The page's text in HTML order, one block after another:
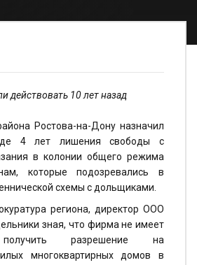
действовать 10 лет назад
Ростова-на-Дону назначил
4 лет лишения свободы с
в колонии общего режима
которые подозревались в
схемы с дольщиками.
региона, директор ООО
зная, что фирма не имеет
разрешение на
многоквартирных домов в